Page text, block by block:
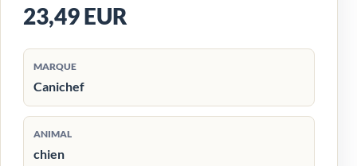
23,49 EUR
MARQUE
Canichef
ANIMAL
chien